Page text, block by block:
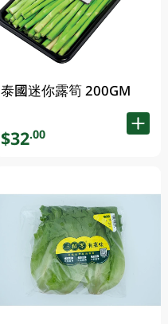
泰國迷你露筍 200GM
$32.00